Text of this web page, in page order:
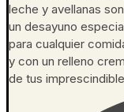
leche y avellanas
un desayuno
para cualquier
y con un relleno
de tus